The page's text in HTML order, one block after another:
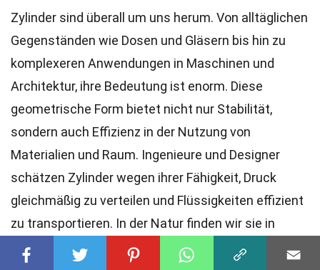
Zylinder sind überall um uns herum. Von alltäglichen
Gegenständen wie Dosen und Gläsern bis hin zu
komplexeren Anwendungen in Maschinen und
Architektur, ihre Bedeutung ist enorm. Diese
geometrische Form bietet nicht nur Stabilität,
sondern auch Effizienz in der Nutzung von
Materialien und Raum. Ingenieure und Designer
schätzen Zylinder wegen ihrer Fähigkeit, Druck
gleichmäßig zu verteilen und Flüssigkeiten effizient
zu transportieren. In der Natur finden wir sie in
Baumstämmen und Tierkörpern, was zeigt, wie